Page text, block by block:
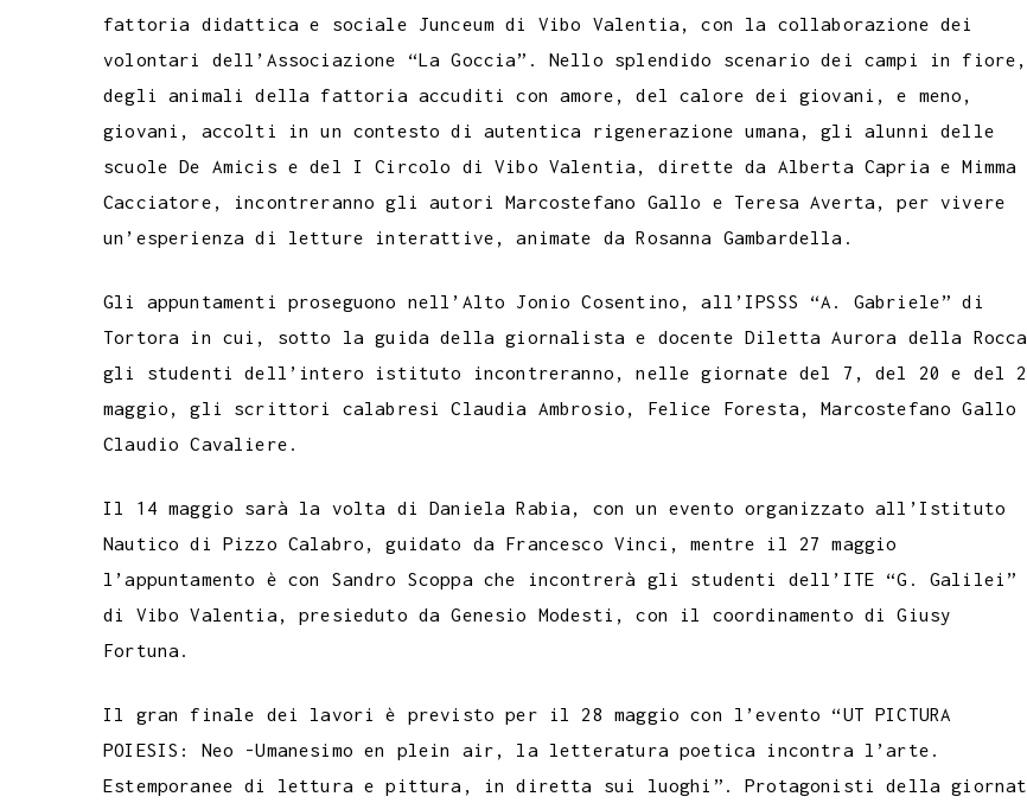
fattoria didattica e sociale Junceum di Vibo Valentia, con la collaborazione dei
volontari dell’Associazione “La Goccia”. Nello splendido scenario dei campi in fiore,
degli animali della fattoria accuditi con amore, del calore dei giovani, e meno,
giovani, accolti in un contesto di autentica rigenerazione umana, gli alunni delle
scuole De Amicis e del I Circolo di Vibo Valentia, dirette da Alberta Capria e Mimma
Cacciatore, incontreranno gli autori Marcostefano Gallo e Teresa Averta, per vivere
un’esperienza di letture interattive, animate da Rosanna Gambardella.
Gli appuntamenti proseguono nell’Alto Jonio Cosentino, all’IPSSS “A. Gabriele” di
Tortora in cui, sotto la guida della giornalista e docente Diletta Aurora della
gli studenti dell’intero istituto incontreranno, nelle giornate del 7, del 20 e del
maggio, gli scrittori calabresi Claudia Ambrosio, Felice Foresta, Marcostefano Gallo
Claudio Cavaliere.
Il 14 maggio sarà la volta di Daniela Rabia, con un evento organizzato all’Istituto
Nautico di Pizzo Calabro, guidato da Francesco Vinci, mentre il 27 maggio
l’appuntamento è con Sandro Scoppa che incontrerà gli studenti dell’ITE “G. Galilei”
di Vibo Valentia, presieduto da Genesio Modesti, con il coordinamento di Giusy
Fortuna.
Il gran finale dei lavori è previsto per il 28 maggio con l’evento “UT PICTURA
POIESIS: Neo -Umanesimo en plein air, la letteratura poetica incontra l’arte.
Estemporanee di lettura e pittura, in diretta sui luoghi”. Protagonisti della